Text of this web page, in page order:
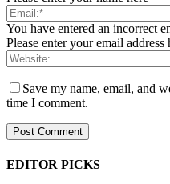
You have entered an incorrect
Please enter your email address
Save my name, email, and
time I comment.
EDITOR PICKS